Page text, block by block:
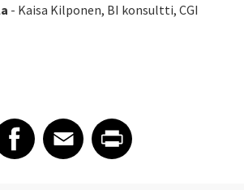
- Kaisa Kilponen, BI konsultti, CGI
article on Facebook
Facebook
Share article on Email
EmailShare article on Print